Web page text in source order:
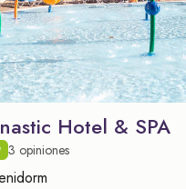
Hotel & SPA
3 opiniones